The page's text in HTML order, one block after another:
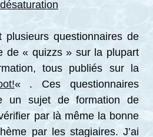
plusieurs questionnaires de
de « quizzs » sur la plupart
tous publiés sur la
« . Ces questionnaires
un sujet de formation de
par là même la bonne
par les stagiaires. J’ai